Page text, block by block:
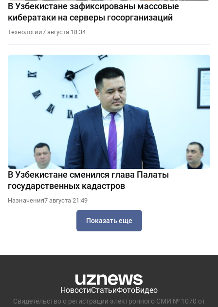
В Узбекистане зафиксированы массовые
кибератаки на серверы госорганизаций
Технологии7 августа 18:34
В Узбекистане сменился глава Палаты
государственных кадастров
Назначения7 августа 21:49
Показать еще
НовостиСтатьиФотоВидео
Свидетельство о регистрации электронного СМИ № 1070 от